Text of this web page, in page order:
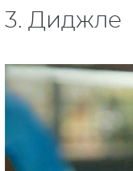
3. Диджле